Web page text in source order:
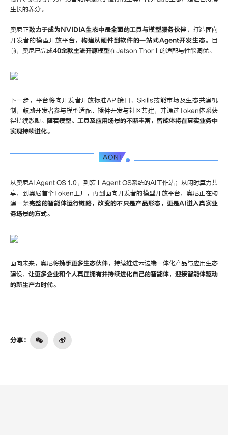
生长的养分。
奥尼正致力于成为NVIDIA生态中最全面的工具与模型服务伙伴 ，打造面向
开发者的模型开放平台， 构建从硬件到软件的一站式Agent开发生态。目
前，奥尼已完成40余款主流开源模型在Jetson Thor上的适配与性能调优。
下一步，平台将向开发者开放标准API接口、Skills技能市场及生态共建机
制，鼓励开发者参与模型适配、插件开发与社区共建，并通过Token体系获
得持续激励。 随着模型、工具及应用场景的不断丰富，智能体将在真实业务中
实现持续进化。
AONI
从奥尼AI Agent OS 1.0，到装上Agent OS系统的AI工作站；从闲时算力共
享，到奥尼首个Token工厂，再到面向开发者的模型开放平台，奥尼正在构
建一条完整的智能体运行链路，改变的不只是产品形态，更是AI进入真实业
务场景的方式。
面向未来，奥尼将携手更多生态伙伴，持续推进云边端一体化产品与应用生态
建设， 让更多企业和个人真正拥有并持续进化自己的智能体， 迎接智能体驱动
的新生产力时代。
分享：